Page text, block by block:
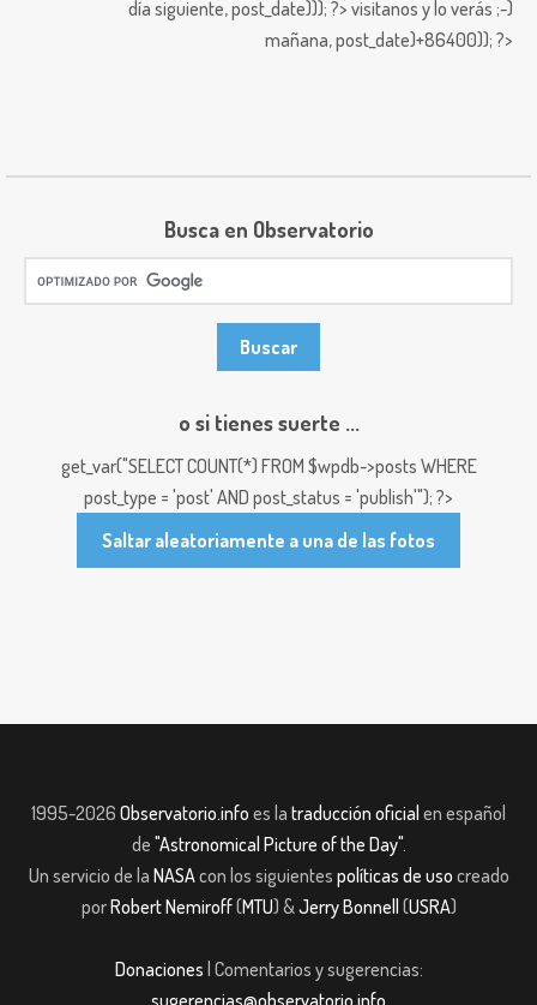
día siguiente,post_date))); ?> visitanos y lo verás ;-)
mañana,post_date)+86400)); ?>
Busca en Observatorio
o si tienes suerte ...
get_var("SELECT COUNT(*) FROM $wpdb->posts WHERE
post_type = 'post' AND post_status = 'publish'"); ?>
Saltar aleatoriamente a una de las fotos
1995-2026 Observatorio.info es la traducción oficial en español
de "Astronomical Picture of the Day".
Un servicio de la NASAcon los siguientes políticas de uso creado
porRobert Nemiroff(MTU) &Jerry Bonnell (USRA)
Donaciones | Comentarios y sugerencias: